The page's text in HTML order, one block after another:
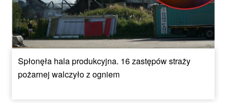
Spłonęła hala produkcyjna. 16 zastępów straży
pożarnej walczyło z ogniem